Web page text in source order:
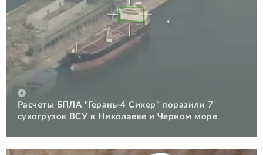
Расчеты БПЛА "Герань-4 Сикер" поразили 7
сухогрузов ВСУ в Николаеве и Черном море